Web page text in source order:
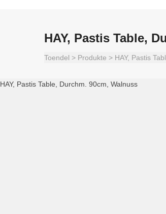
HAY, Pastis Table,
Toendel > Produkte > HAY, Pastis
HAY, Pastis Table, Durchm. 90cm, Walnuss